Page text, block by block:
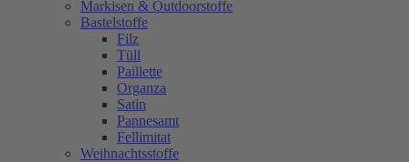
Markisen & Outdoorstoffe
Bastelstoffe
Filz
Tüll
Paillette
Organza
Satin
Pannesamt
Fellimitat
Weihnachtsstoffe